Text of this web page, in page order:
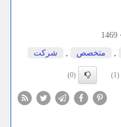
1469
, متخصص , شركت
(1)
(0)